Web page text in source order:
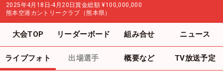
2025年4月18日-4月20日賞金総額 ¥100,000,000
熊本空港カントリークラブ（熊本県）
大会TOP リーダーボード 組み合せ ニュース
ライブフォト 出場選手 概要など TV放送予定